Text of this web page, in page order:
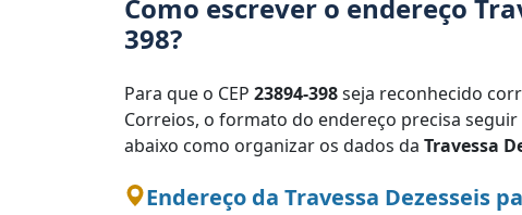
Como escrever o endereço
398?
Para que o CEP 23894-398seja reconhecido
Correios, o formato do endereço precisa
abaixo como organizar os dados da Travessa
Endereço da Travessa Dezesseis